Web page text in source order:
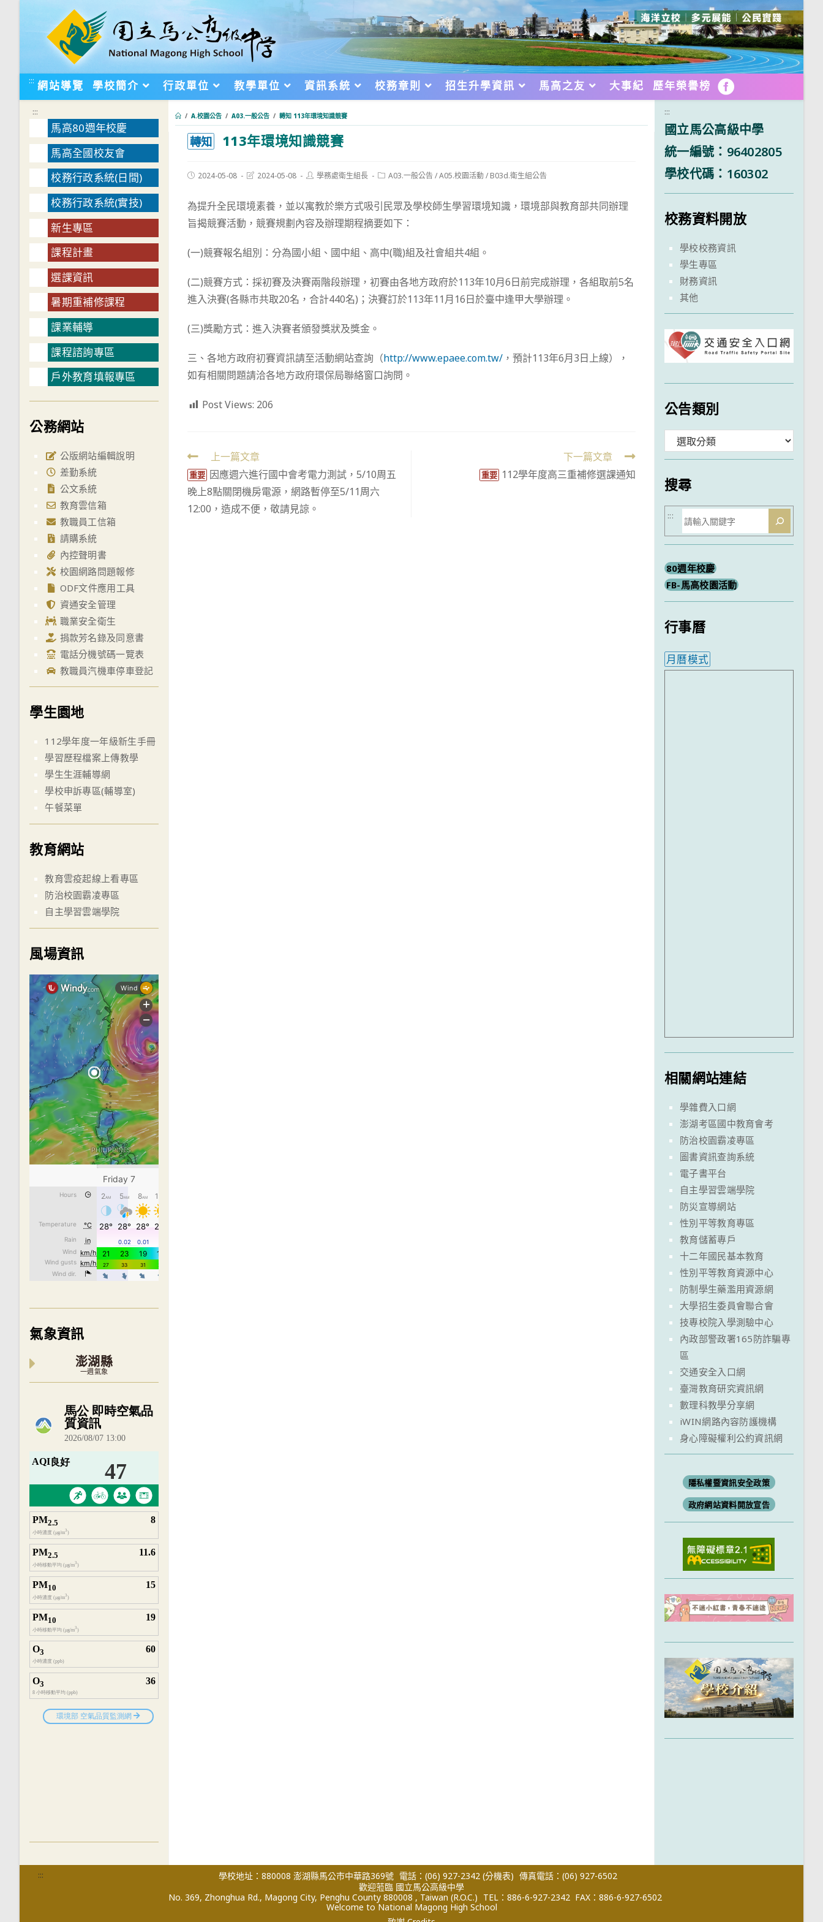
::: 網站導覽 學校簡介 行政單位 教學單位 資訊系統 校務章則 招生升學資訊 馬高之友 大事紀 歷年榮譽榜 FB
/ A.校園公告 / A03.一般公告 / 轉知 113年環境知識競賽
轉知 113年環境知識競賽
Post2024-05-08
Post2024-05-08
Post學務處衛生組長
PostA03.一般公告/A05.校園活動/ B03d.衛生組公告
為提升全民環境素養，並以寓教於樂方式吸引民眾及學校師生學習環境知識，環境部與教育部共同辦理
旨揭競賽活動，競賽規劃內容及辦理期程摘要如下：
(一)競賽報名組別：分為國小組、國中組、高中(職)組及社會組共4組。
(二)競賽方式：採初賽及決賽兩階段辦理，初賽由各地方政府於113年10月6日前完成辦理，各組取前5名
進入決賽(各縣市共取20名，合計440名)；決賽訂於113年11月16日於臺中逢甲大學辦理。
(三)獎勵方式：進入決賽者頒發獎狀及獎金。
三、各地方政府初賽資訊請至活動網站查詢（http://www.epaee.com.tw/ ，預計113年6月3日上線），
如有相關問題請洽各地方政府環保局聯絡窗口詢問。
Post Views: 206
Read
more
articles
上一篇文章
重要 因應週六進行國中會考電力測試，5/10周五
晚上8點關閉機房電源，網路暫停至5/11周六
12:00，造成不便，敬請見諒。
下一篇文章
重要 112學年度高三重補修選課通知
:::
馬高80週年校慶
馬高全國校友會
校務行政系統(日間)
校務行政系統(實技)
新生專區
課程計畫
選課資訊
暑期重補修課程
課業輔導
課程諮詢專區
戶外教育填報專區
公務網站
公版網站編輯說明
差勤系統
公文系統
教育雲信箱
教職員工信箱
請購系統
內控聲明書
校園網路問題報修
ODF文件應用工具
資通安全管理
職業安全衛生
捐款芳名錄及同意書
電話分機號碼一覽表
教職員汽機車停車登記
學生園地
112學年度一年級新生手冊
學習歷程檔案上傳教學
學生生涯輔導網
學校申訴專區(輔導室)
午餐菜單
教育網站
教育雲疫起線上看專區
防治校園霸凌專區
自主學習雲端學院
風場資訊
氣象資訊
澎湖縣
一週氣象
內嵌空氣品質小工具為視覺預覽，完整即時空氣品質資料請開啟
:::
國立馬公高級中學
統一編號：96402805
學校代碼：160302
校務資料開放
學校校務資訊
學生專區
財務資訊
其他
公告類別
類
搜尋
搜
尋
:::
80週年校慶
FB-馬高校園活動
行事曆
月曆模式
相關網站連結
學雜費入口網
澎湖考區國中教育會考
防治校園霸凌專區
圖書資訊查詢系統
電子書平台
自主學習雲端學院
防災宣導網站
性別平等教育專區
教育儲蓄專戶
十二年國民基本教育
性別平等教育資源中心
防制學生藥濫用資源網
大學招生委員會聯合會
技專校院入學測驗中心
內政部警政署165防詐騙專
區
交通安全入口網
臺灣教育研究資訊網
數理科教學分享網
iWIN網路內容防護機構
身心障礙權利公約資訊網
隱私權暨資訊安全政策
政府網站資料開放宣告
::: 學校地址：880008 澎湖縣馬公市中華路369號 電話：(06) 927-2342 (分機表) 傳真電話：(06) 927-6502
歡迎蒞臨 國立馬公高級中學
No. 369, Zhonghua Rd., Magong City, Penghu County 880008 , Taiwan (R.O.C.) TEL：886-6-927-2342 FAX：886-6-927-6502
Welcome to National Magong High School